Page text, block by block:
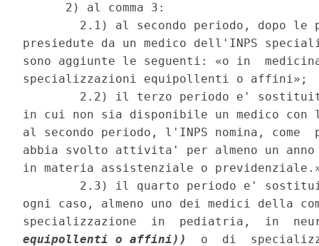
      2) al comma 3:
2.1) al secondo periodo, dopo le
presiedute da un medico dell'INPS
sono aggiunte le seguenti: «o in
specializzazioni equipollenti o affini»;
2.2) il terzo periodo e'
in cui non sia disponibile un medico
al secondo periodo, l'INPS nomina, come
abbia svolto attivita' per almeno un
in materia assistenziale o
2.3) il quarto periodo e'
ogni caso, almeno uno dei medici della
specializzazione  in  pediatria,  in
equipollenti o affini))
o  di